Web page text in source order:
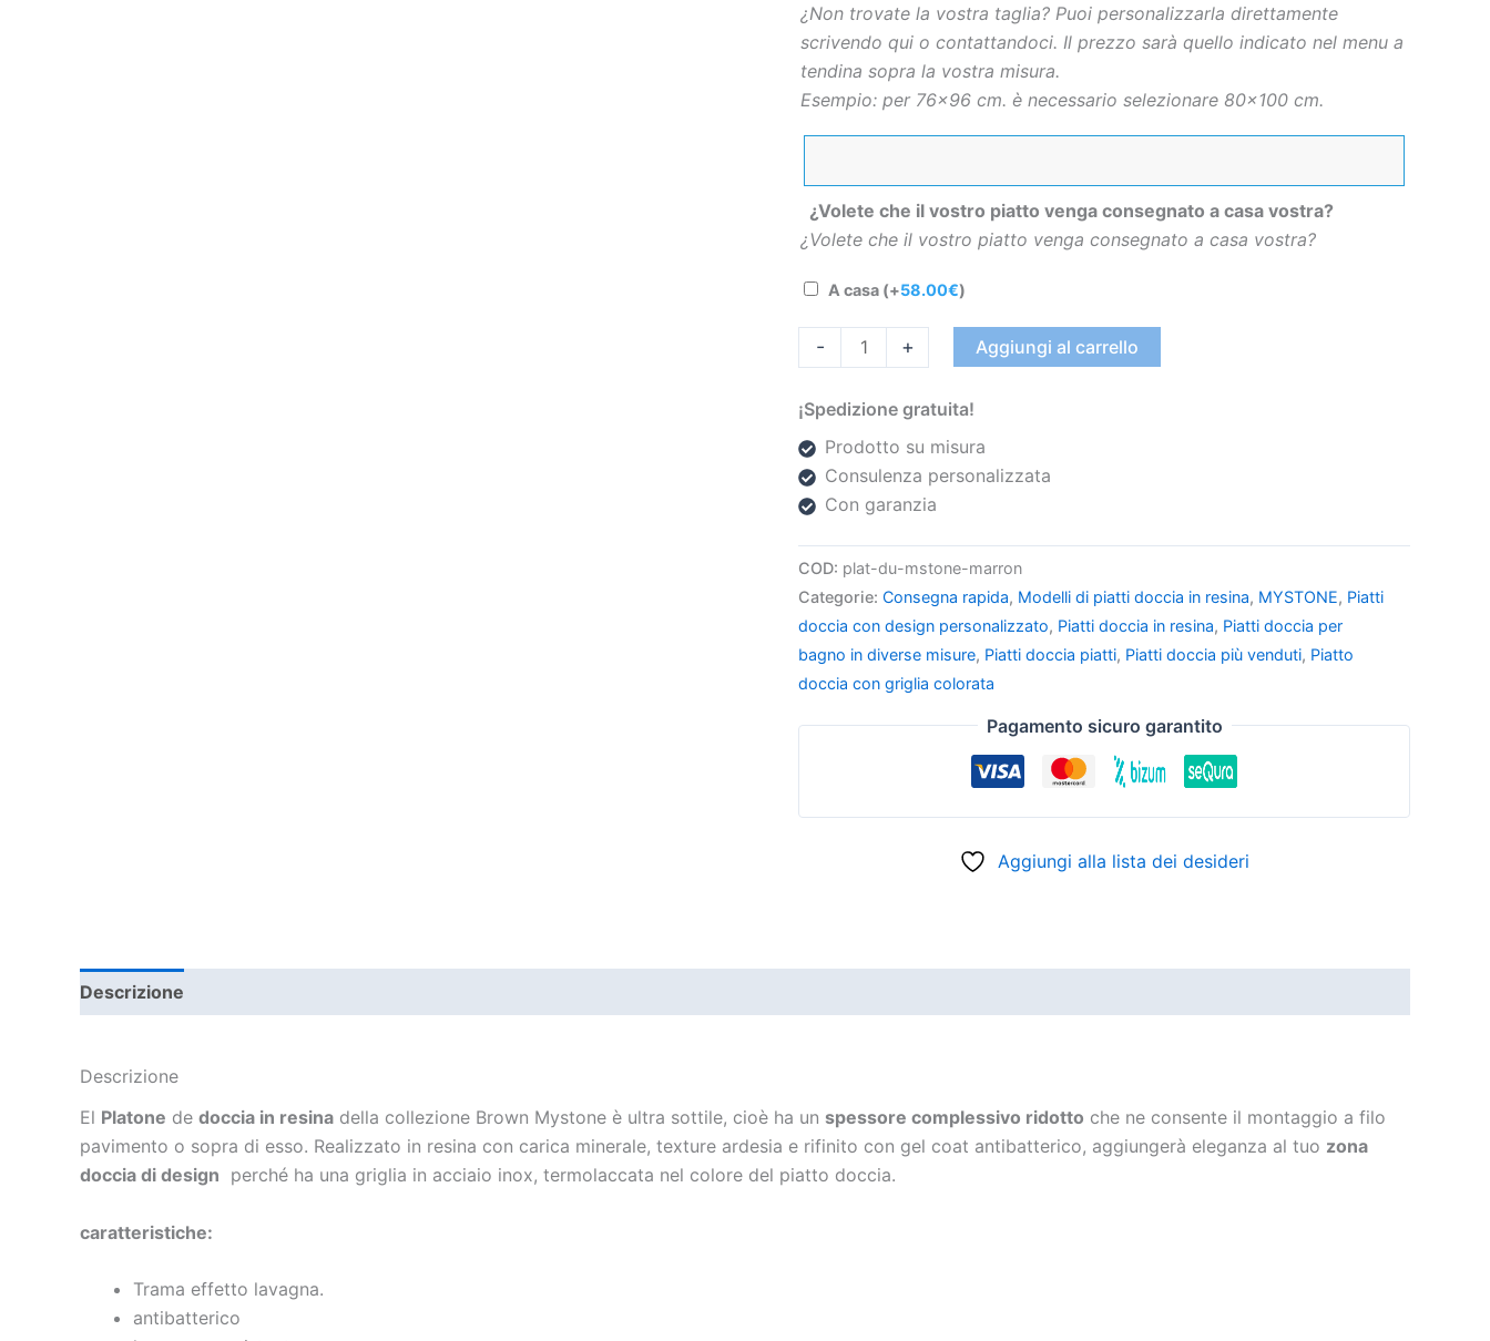
¿Non trovate la vostra taglia? Puoi personalizzarla direttamente
scrivendo qui o contattandoci. Il prezzo sarà quello indicato nel menu a
tendina sopra la vostra misura.
Esempio: per 76×96 cm. è necessario selezionare 80×100 cm.
¿Volete che il vostro piatto venga consegnato a casa vostra?
¿Volete che il vostro piatto venga consegnato a casa vostra?
A casa (+58.00€)
- + Aggiungi al carrello
¡Spedizione gratuita!
Prodotto su misura
Consulenza personalizzata
Con garanzia
COD: plat-du-mstone-marron
Categorie: Consegna rapida, Modelli di piatti doccia in resina, MYSTONE, Piatti
doccia con design personalizzato, Piatti doccia in resina, Piatti doccia per
bagno in diverse misure, Piatti doccia piatti, Piatti doccia più venduti, Piatto
doccia con griglia colorata
Pagamento sicuro garantito
Aggiungi alla lista dei desideri
Descrizione
Descrizione
El Platone de doccia in resina della collezione Brown Mystone è ultra sottile, cioè ha un spessore complessivo ridotto che ne consente il montaggio a filo
pavimento o sopra di esso. Realizzato in resina con carica minerale, texture ardesia e rifinito con gel coat antibatterico, aggiungerà eleganza al tuo zona
doccia di design perché ha una griglia in acciaio inox, termolaccata nel colore del piatto doccia.
caratteristiche:
Trama effetto lavagna.
antibatterico